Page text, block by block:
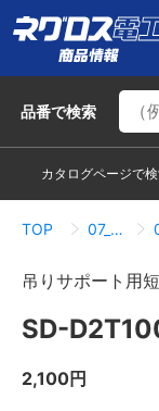
品番で検索
カタログページで
TOP 07_ハンガー・サポートシステム
吊りサポート用
SD-
2,100円